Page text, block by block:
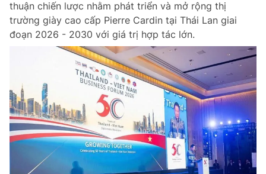
Chuyên mục khác
Chào ngày mới Tin 24h
Tin thị trường Tin 360
Video Magazine
Sản phẩm khác
Tin đã xem
thuận chiến lược nhằm phát triển và mở rộng thị
trường giày cao cấp Pierre Cardin tại Thái Lan giai
đoạn 2026 - 2030 với giá trị hợp tác lớn.